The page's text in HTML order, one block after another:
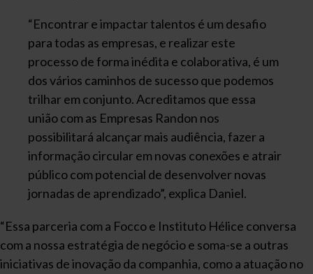
“Encontrar e impactar talentos é um desafio
para todas as empresas, e realizar este
processo de forma inédita e colaborativa, é um
dos vários caminhos de sucesso que podemos
trilhar em conjunto. Acreditamos que essa
união com as Empresas Randon nos
possibilitará alcançar mais audiência, fazer a
informação circular em novas conexões e atrair
público com potencial de desenvolver novas
jornadas de aprendizado”, explica Daniel.
“Essa parceria com a Focco e Instituto Hélice conversa
com a nossa estratégia de negócio e soma-se a outras
iniciativas de inovação da companhia, como a atuação no